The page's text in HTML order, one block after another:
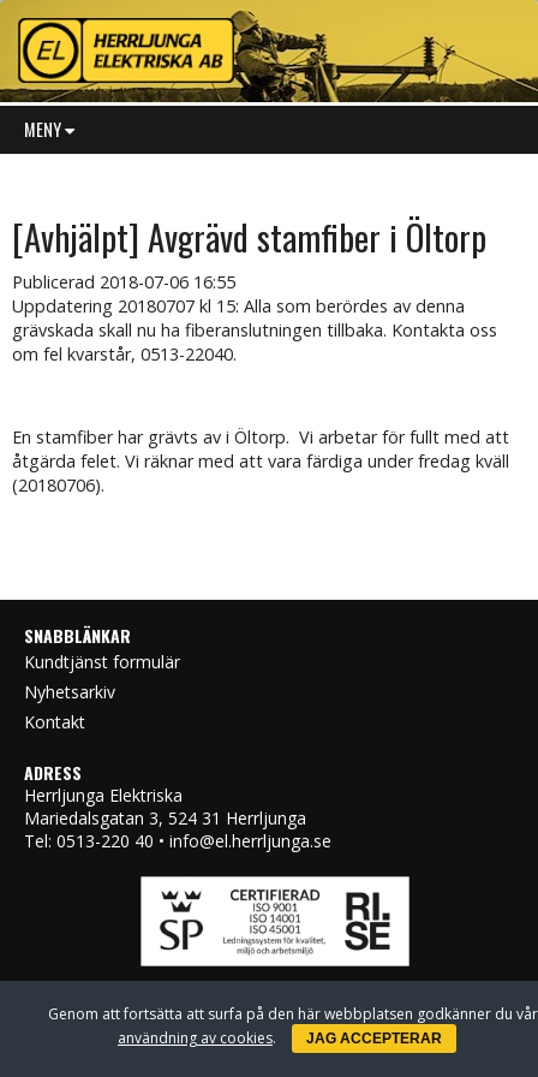
MENY
[Avhjälpt] Avgrävd stamfiber i Öltorp
Publicerad 2018-07-06 16:55
Uppdatering 20180707 kl 15: Alla som berördes av denna
grävskada skall nu ha fiberanslutningen tillbaka. Kontakta oss
om fel kvarstår, 0513-22040.
En stamfiber har grävts av i Öltorp. Vi arbetar för fullt med att
åtgärda felet. Vi räknar med att vara färdiga under fredag kväll
(20180706).
SNABBLÄNKAR
Kundtjänst formulär
Nyhetsarkiv
Kontakt
ADRESS
Herrljunga Elektriska
Mariedalsgatan 3, 524 31 Herrljunga
Tel: 0513-220 40 • info@el.herrljunga.se
Genom att fortsätta att surfa på den här webbplatsen godkänner du vår
användning av cookies. JAG ACCEPTERAR